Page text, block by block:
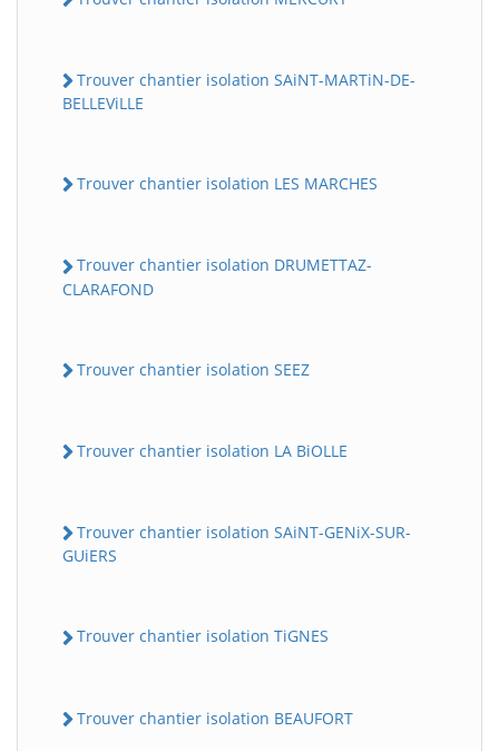
Trouver chantier isolation SAiNT-MARTiN-DE-
BELLEViLLE
Trouver chantier isolation LES MARCHES
Trouver chantier isolation DRUMETTAZ-
CLARAFOND
Trouver chantier isolation SEEZ
Trouver chantier isolation LA BiOLLE
Trouver chantier isolation SAiNT-GENiX-SUR-
GUiERS
Trouver chantier isolation TiGNES
Trouver chantier isolation BEAUFORT